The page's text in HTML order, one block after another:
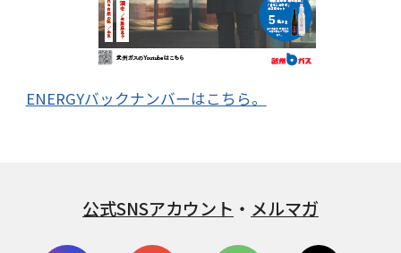
ENERGYバックナンバーはこちら。
公式SNSアカウント ・ メルマガ